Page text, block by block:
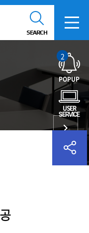
SEARCH
POPUP
2
USER
SERVICE